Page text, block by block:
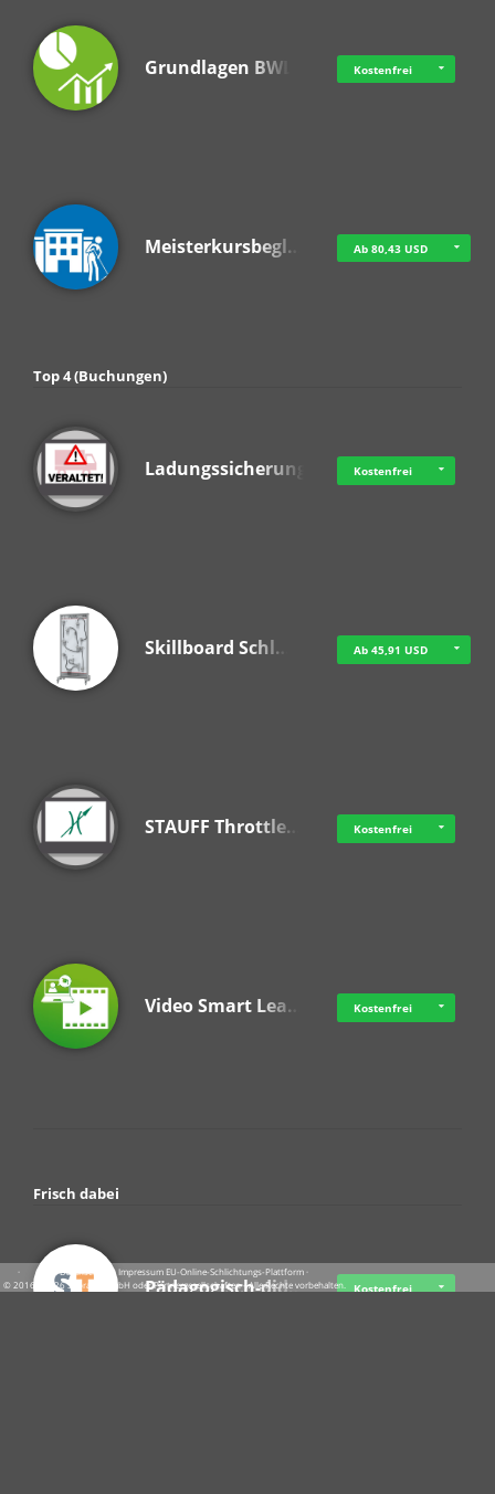
Grundlagen BWL Kostenfrei
Meisterkursbegl… Ab 80,43 USD
Top 4 (Buchungen)
Ladungssicherung Kostenfrei
Skillboard Schl… Ab 45,91 USD
STAUFF Throttle… Kostenfrei
Video Smart Lea… Kostenfrei
Frisch dabei
Pädagogisch-did… Kostenfrei
· · ·Datenschutz ·Impressum EU-Online-Schlichtungs-Plattform·
© 2016 - 2026 SupraTix GmbH oder Partnergesellschaften - Alle Rechte vorbehalten.